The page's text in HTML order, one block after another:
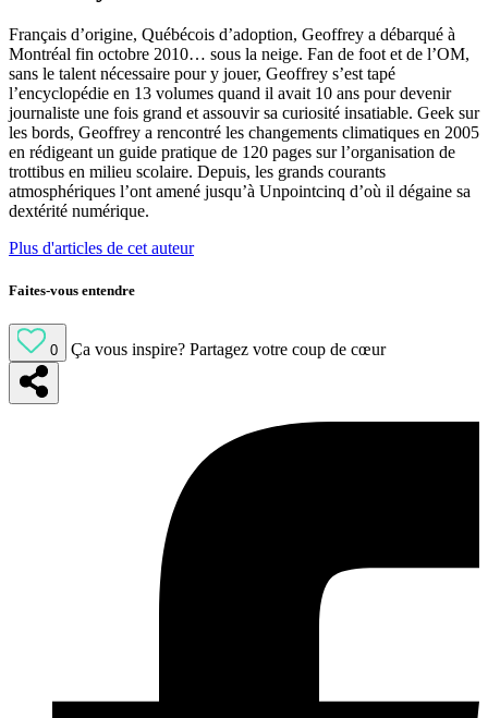
Français d’origine, Québécois d’adoption, Geoffrey a débarqué à
Montréal fin octobre 2010… sous la neige. Fan de foot et de l’OM,
sans le talent nécessaire pour y jouer, Geoffrey s’est tapé
l’encyclopédie en 13 volumes quand il avait 10 ans pour devenir
journaliste une fois grand et assouvir sa curiosité insatiable. Geek sur
les bords, Geoffrey a rencontré les changements climatiques en 2005
en rédigeant un guide pratique de 120 pages sur l’organisation de
trottibus en milieu scolaire. Depuis, les grands courants
atmosphériques l’ont amené jusqu’à Unpointcinq d’où il dégaine sa
dextérité numérique.
Plus d'articles de cet auteur
Faites-vous entendre
0 Ça vous inspire? Partagez votre coup de cœur